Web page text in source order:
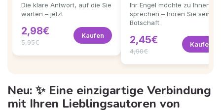
Die klare Antwort, auf die Sie
warten – jetzt
2,98€
5,95€
Kaufen
Ihr Engel möchte zu Ihnen
sprechen – hören Sie seine
Botschaft
2,45€
4,90€
Kaufen
Neu: ✨ Eine einzigartige Verbindung
mit Ihren Lieblingsautoren von